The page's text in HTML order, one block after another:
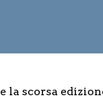
la scorsa